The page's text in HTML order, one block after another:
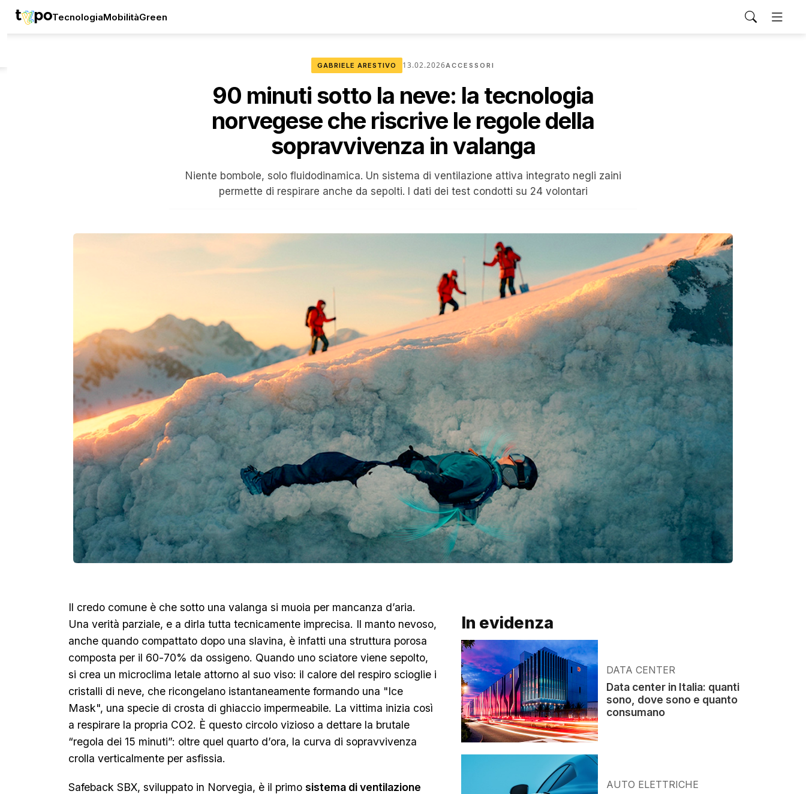
TecnologiaMobilitàGreen
GABRIELE ARESTIVO 13.02.2026ACCESSORI
90 minuti sotto la neve: la tecnologia
norvegese che riscrive le regole della
sopravvivenza in valanga
Niente bombole, solo fluidodinamica. Un sistema di ventilazione attiva integrato negli zaini
permette di respirare anche da sepolti. I dati dei test condotti su 24 volontari
Il credo comune è che sotto una valanga si muoia per mancanza d’aria.
Una verità parziale, e a dirla tutta tecnicamente imprecisa. Il manto nevoso,
anche quando compattato dopo una slavina, è infatti una struttura porosa
composta per il 60-70% da ossigeno. Quando uno sciatore viene sepolto,
si crea un microclima letale attorno al suo viso: il calore del respiro scioglie i
cristalli di neve, che ricongelano istantaneamente formando una "Ice
Mask", una specie di crosta di ghiaccio impermeabile. La vittima inizia così
a respirare la propria CO2. È questo circolo vizioso a dettare la brutale
“regola dei 15 minuti”: oltre quel quarto d’ora, la curva di sopravvivenza
crolla verticalmente per asfissia.
Safeback SBX, sviluppato in Norvegia, è il primo sistema di ventilazione
In evidenza
DATA CENTER
Data center in Italia: quanti
sono, dove sono e quanto
consumano
AUTO ELETTRICHE